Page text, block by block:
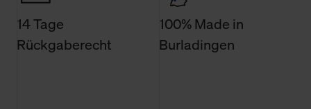
14 Tage
Rückgaberecht
100% Made in
Burladingen